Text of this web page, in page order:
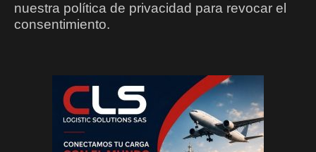
nuestra política de privacidad para revocar el
consentimiento.